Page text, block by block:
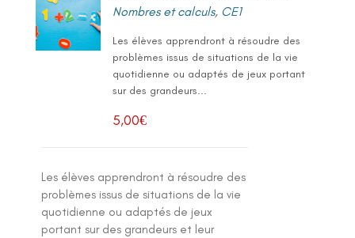
Nombres et calculs, CE1
Les élèves apprendront à résoudre des
problèmes issus de situations de la vie
quotidienne ou adaptés de jeux portant
sur des grandeurs...
5,00€
Les élèves apprendront à résoudre des
problèmes issus de situations de la vie
quotidienne ou adaptés de jeux
portant sur des grandeurs et leur